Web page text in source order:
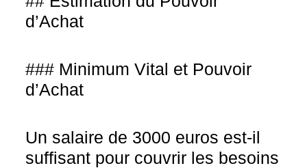
d’Achat
### Minimum Vital et Pouvoir
d’Achat
Un salaire de 3000 euros est-il
suffisant pour couvrir les besoins